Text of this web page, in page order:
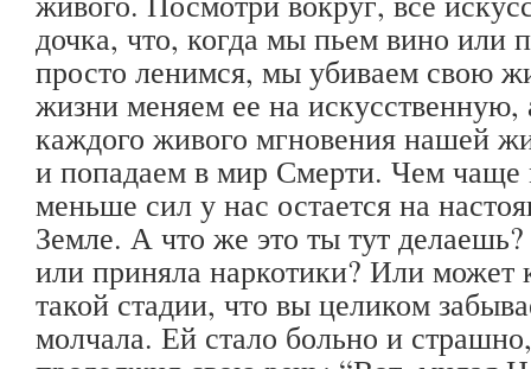
дочка, что, когда мы пьем вино или
просто ленимся, мы убиваем свою
жизни меняем ее на искусственную,
каждого живого мгновения нашей
и попадаем в мир Смерти. Чем
меньше сил у нас остается на
Земле. А что же это ты тут
или приняла наркотики? Или
такой стадии, что вы целиком
молчала. Ей стало больно и